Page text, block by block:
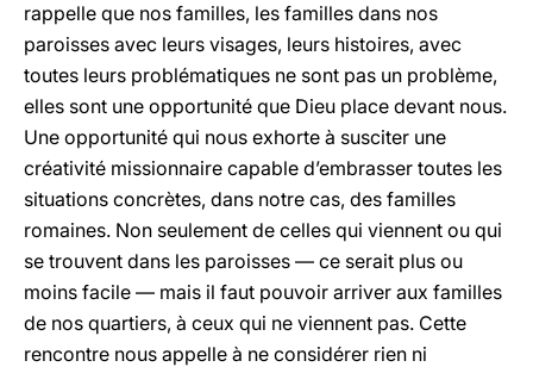
rappelle que nos familles, les familles dans nos
paroisses avec leurs visages, leurs histoires, avec
toutes leurs problématiques ne sont pas un problème,
elles sont une opportunité que Dieu place devant nous.
Une opportunité qui nous exhorte à susciter une
créativité missionnaire capable d’embrasser toutes les
situations concrètes, dans notre cas, des familles
romaines. Non seulement de celles qui viennent ou qui
se trouvent dans les paroisses — ce serait plus ou
moins facile — mais il faut pouvoir arriver aux familles
de nos quartiers, à ceux qui ne viennent pas. Cette
rencontre nous appelle à ne considérer rien ni